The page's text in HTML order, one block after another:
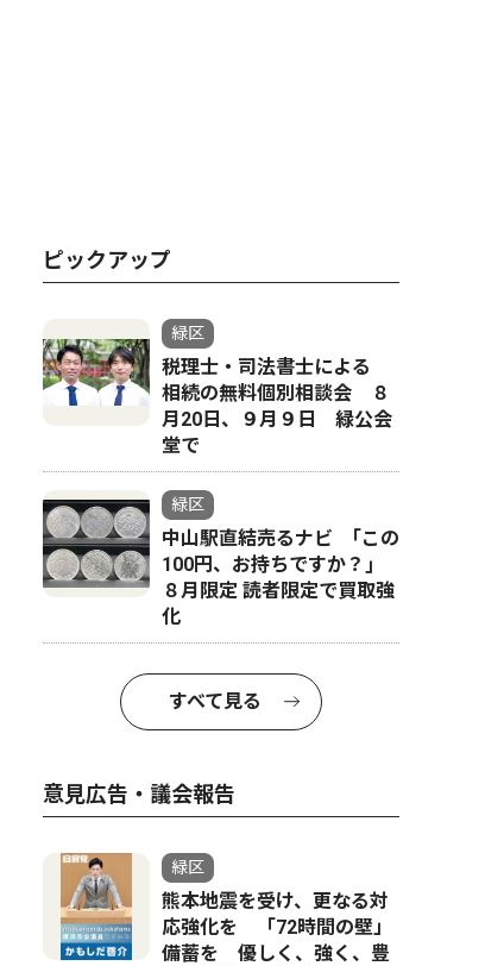
4
ピックアップ
緑区
税理士・司法書士による
相続の無料個別相談会 ８
月20日、９月９日 緑公会
堂で
緑区
中山駅直結売るナビ ｢この
100円、お持ちですか？｣
８月限定 読者限定で買取強
化
すべて見る
意見広告・議会報告
緑区
熊本地震を受け、更なる対
応強化を 「72時間の壁」
備蓄を 優しく、強く、豊